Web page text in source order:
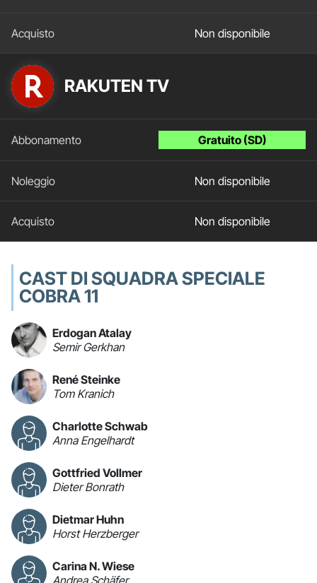
Non disponibile
RAKUTEN TV
Gratuito (SD)
Non disponibile
Non disponibile
CAST DI SQUADRA SPECIALE
COBRA 11
Erdogan Atalay
Semir Gerkhan
René Steinke
Tom Kranich
Charlotte Schwab
Anna Engelhardt
Gottfried Vollmer
Dieter Bonrath
Dietmar Huhn
Horst Herzberger
Carina N. Wiese